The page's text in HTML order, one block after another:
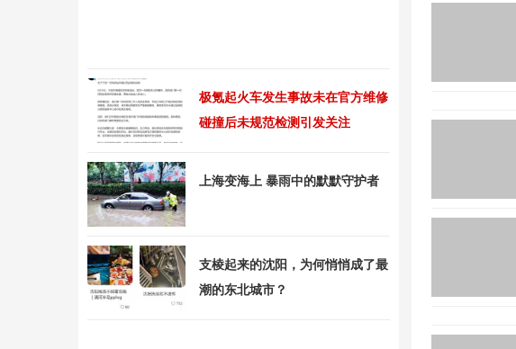
极氪起火车发生事故未在官方维修
碰撞后未规范检测引发关注
上海变海上 暴雨中的默默守护者
支棱起来的沈阳，为何悄悄成了最
潮的东北城市？